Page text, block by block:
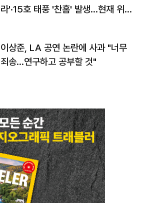
라'·15호 태풍 '찬홈' 발생…현재 위
이상준, LA 공연 논란에 사과 "너무
죄송…연구하고 공부할 것"